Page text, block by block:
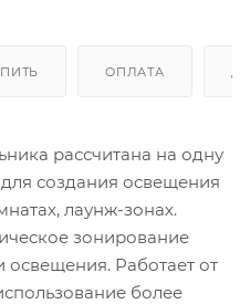
ОПЛАТА
рассчитана на одну
для создания освещения
лаунж-зонах.
зонирование
Работает от
более